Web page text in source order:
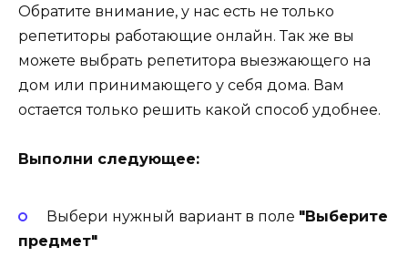
Обратите внимание, у нас есть не только
репетиторы работающие онлайн. Так же вы
можете выбрать репетитора выезжающего на
дом или принимающего у себя дома. Вам
остается только решить какой способ удобнее.
Выполни следующее:
Выбери нужный вариант в поле "Выберите
предмет"